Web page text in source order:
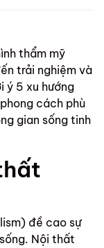
thẩm mỹ
trải nghiệm và
ý 5 xu hướng
cách phù
gian sống tinh
đề cao sự
Nội thất